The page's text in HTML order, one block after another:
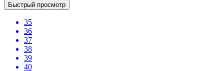
Быстрый просмотр
35
36
37
38
39
40